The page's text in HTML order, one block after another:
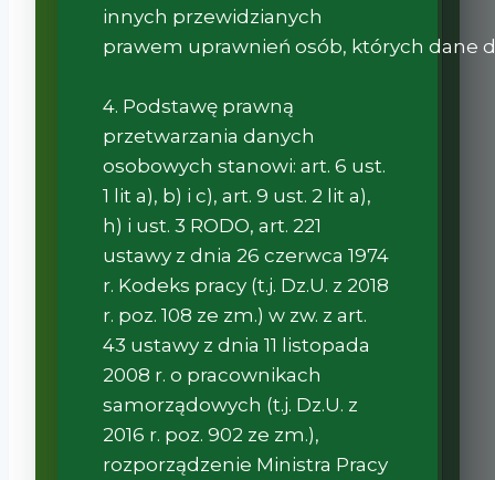
innych przewidzianych
prawem uprawnień osób, których dane
4. Podstawę prawną
przetwarzania danych
osobowych stanowi: art. 6 ust.
1 lit a), b) i c), art. 9 ust. 2 lit a),
h) i ust. 3 RODO, art. 221
ustawy z dnia 26 czerwca 1974
r. Kodeks pracy (t.j. Dz.U. z 2018
r. poz. 108 ze zm.) w zw. z art.
43 ustawy z dnia 11 listopada
2008 r. o pracownikach
samorządowych (t.j. Dz.U. z
2016 r. poz. 902 ze zm.),
rozporządzenie Ministra Pracy